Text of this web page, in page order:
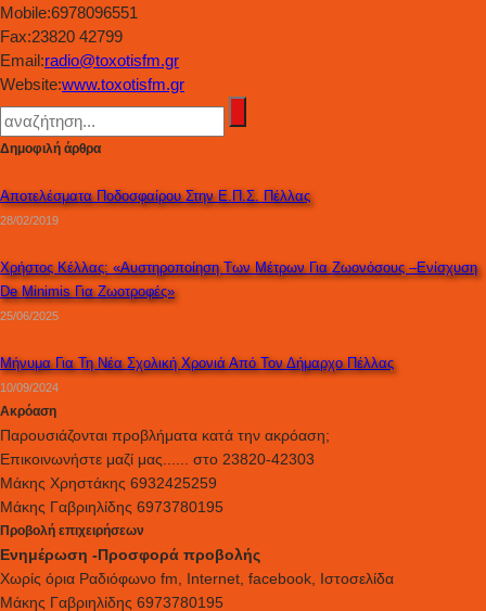
Mobile:6978096551
Fax:23820 42799
Email:radio@toxotisfm.gr
Website:www.toxotisfm.gr
Δημοφιλή άρθρα
Aποτελέσματα Ποδοσφαίρου Στην Ε.Π.Σ. Πέλλας
28/02/2019
Χρήστος Κέλλας: «Αυστηροποίηση Των Μέτρων Για Ζωονόσους –Ενίσχυση
De Minimis Για Ζωοτροφές»
25/06/2025
Μήνυμα Για Τη Νέα Σχολική Χρονιά Από Τον Δήμαρχο Πέλλας
10/09/2024
Ακρόαση
Παρουσιάζονται προβλήματα κατά την ακρόαση;
Επικοινωνήστε μαζί μας...... στο 23820-42303
Μάκης Χρηστάκης 6932425259
Μάκης Γαβριηλίδης 6973780195
Προβολή επιχειρήσεων
Ενημέρωση -Προσφορά προβολής
Xωρίς όρια Ραδιόφωνο fm, Internet, facebook, Ιστοσελίδα
Μάκης Γαβριηλίδης 6973780195